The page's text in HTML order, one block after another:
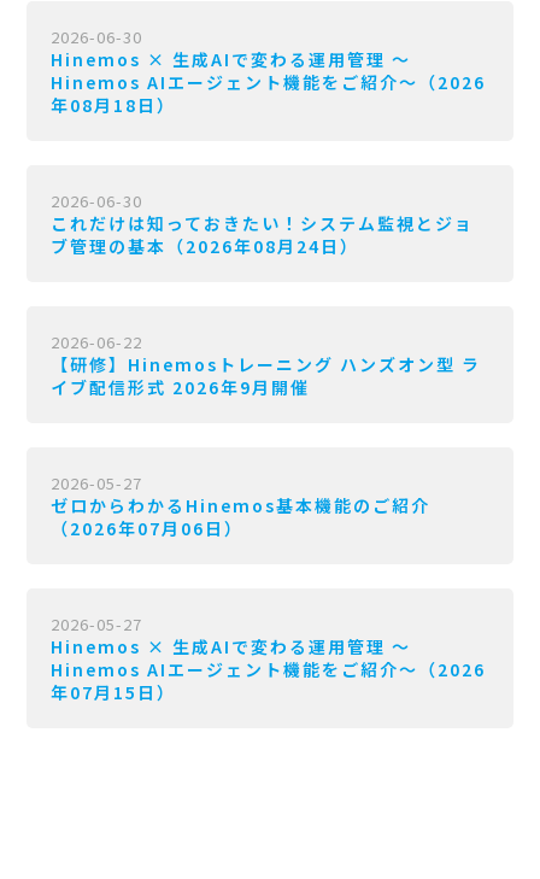
2026-06-30
Hinemos × 生成AIで変わる運用管理 〜
Hinemos AIエージェント機能をご紹介〜（2026
年08月18日）
2026-06-30
これだけは知っておきたい！システム監視とジョ
ブ管理の基本（2026年08月24日）
2026-06-22
【研修】Hinemosトレーニング ハンズオン型 ラ
イブ配信形式 2026年9月開催
2026-05-27
ゼロからわかるHinemos基本機能のご紹介
（2026年07月06日）
2026-05-27
Hinemos × 生成AIで変わる運用管理 〜
Hinemos AIエージェント機能をご紹介〜（2026
年07月15日）